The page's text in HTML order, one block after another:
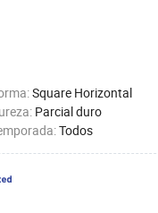
Square Horizontal
Parcial duro
Todos